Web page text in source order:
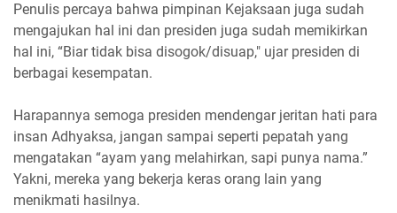
Penulis percaya bahwa pimpinan Kejaksaan juga sudah
mengajukan hal ini dan presiden juga sudah memikirkan
hal ini, “Biar tidak bisa disogok/disuap," ujar presiden di
berbagai kesempatan.
Harapannya semoga presiden mendengar jeritan hati para
insan Adhyaksa, jangan sampai seperti pepatah yang
mengatakan “ayam yang melahirkan, sapi punya nama.”
Yakni, mereka yang bekerja keras orang lain yang
menikmati hasilnya.